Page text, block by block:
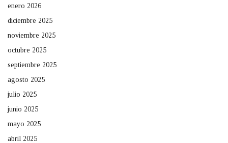
enero 2026
diciembre 2025
noviembre 2025
octubre 2025
septiembre 2025
agosto 2025
julio 2025
junio 2025
mayo 2025
abril 2025